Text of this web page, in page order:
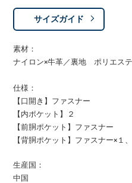
サイズガイド
素材：
ナイロン×牛革／裏地 ポリエス
仕様：
【口開き】ファスナー
【内ポケット】２
【前胴ポケット】ファスナー
【背胴ポケット】ファスナー×１
生産国：
中国